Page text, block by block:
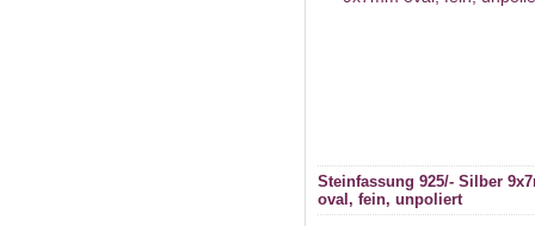
Steinfassung 925/- Silber
oval, fein, unpoliert